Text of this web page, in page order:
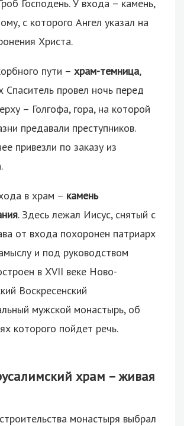
Господень. У входа – камень,
с которого Ангел указал на
Христа.
пути – храм-темница,
Спаситель провел ночь перед
– Голгофа, гора, на которой
предавали преступников.
привезли по заказу из
в храм – камень
. Здесь лежал Иисус, снятый с
от входа похоронен патриарх
и под руководством
в XVII веке Ново-
Воскресенский
мужской монастырь, об
которого пойдет речь.
храм – живая
монастыря выбрал